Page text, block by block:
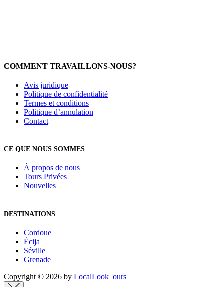
COMMENT TRAVAILLONS-NOUS?
Avis juridique
Politique de confidentialité
Termes et conditions
Politique d’annulation
Contact
CE QUE NOUS SOMMES
À propos de nous
Tours Privées
Nouvelles
DESTINATIONS
Cordoue
Écija
Séville
Grenade
Copyright © 2026 by LocalLookTours